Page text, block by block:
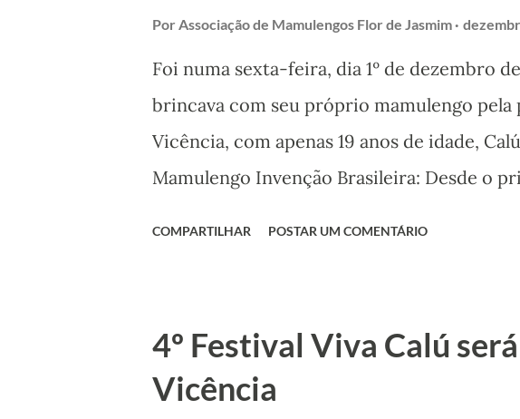
Festival nesta sexta-feira 27 de fevereiro
Por Associação de Mamulengos Flor de Jasmim
Foi numa sexta-feira, dia 1º de dezembro
brincava com seu próprio mamulengo pela
Vicência, com apenas 19 anos de idade,
Mamulengo Invenção Brasileira: Desde o
firme. É dia de celebrar a cultura viva do
reverenciar e festejar uma das resistências
COMPARTILHAR POSTAR UM COMENTÁRIO
4º Festival Viva Calú
Vicência